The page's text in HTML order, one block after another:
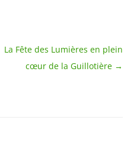
La Fête des Lumières en plein
cœur de la Guillotière →